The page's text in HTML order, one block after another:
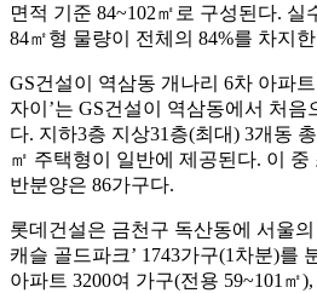
면적 기준 84~102㎡로 구성된다.
84㎡형 물량이 전체의 84%를 차지
GS건설이 역삼동 개나리 6차 아파
자이’는 GS건설이 역삼동에서 처
다. 지하3층 지상31층(최대) 3개동
㎡ 주택형이 일반에 제공된다. 이
반분양은 86가구다.
롯데건설은 금천구 독산동에 서울의
캐슬 골드파크’ 1743가구(1차분)를
아파트 3200여 가구(전용 59~101㎡